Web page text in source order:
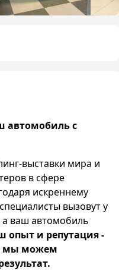
автомобиль с
выставки мира и
в сфере
искреннему
вызовут у
а ваш автомобиль
опыт и репутация -
мы можем